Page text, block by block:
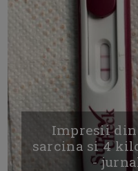
Impresii
sarcina si 4
-